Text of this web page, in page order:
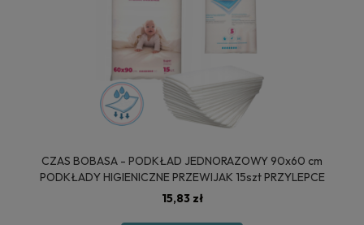
CZAS BOBASA - PODKŁAD JEDNORAZOWY 90x60 cm
PODKŁADY HIGIENICZNE PRZEWIJAK 15szt PRZYLEPCE
15,83 zł